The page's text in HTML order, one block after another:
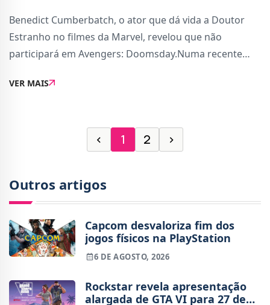
Benedict Cumberbatch, o ator que dá vida a Doutor
Estranho no filmes da Marvel, revelou que não
participará em Avengers: Doomsday.Numa recente
próximo filme dos Vingadores agendado para 2026.
VER MAIS
‹ 1 2 ›
Outros artigos
Capcom desvaloriza fim dos
jogos físicos na PlayStation
6 DE AGOSTO, 2026
Rockstar revela apresentação
alargada de GTA VI para 27 de